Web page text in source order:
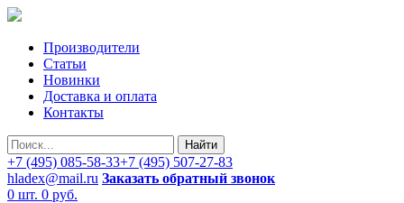
Производители
Статьи
Новинки
Доставка и оплата
Контакты
Найти
+7 (495) 085-58-33+7 (495) 507-27-83
hladex@mail.ru Заказать обратный звонок
0 шт. 0 руб.